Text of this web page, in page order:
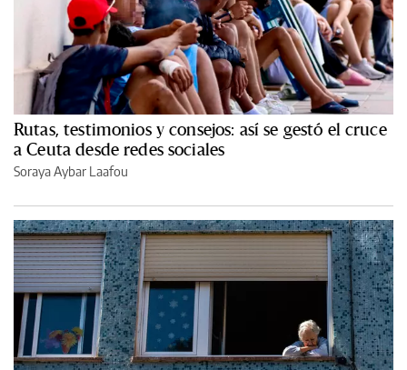
Rutas, testimonios y consejos: así se gestó el cruce
a Ceuta desde redes sociales
Soraya Aybar Laafou